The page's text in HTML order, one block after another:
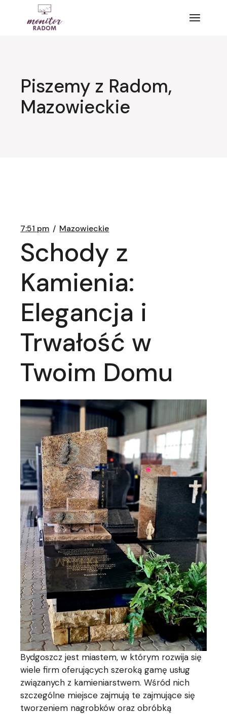
Piszemy z Radom,
Mazowieckie
7:51 pm Mazowieckie
Schody z
Kamienia:
Elegancja i
Trwałość w
Twoim Domu
Bydgoszcz jest miastem, w którym rozwija się
wiele firm oferujących szeroką gamę usług
związanych z kamieniarstwem. Wśród nich
szczególne miejsce zajmują te zajmujące się
tworzeniem nagrobków oraz obróbką